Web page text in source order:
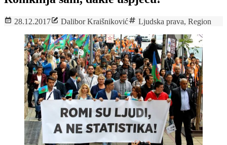
28.12.2017 Dalibor Kraišniković Ljudska prava, Region